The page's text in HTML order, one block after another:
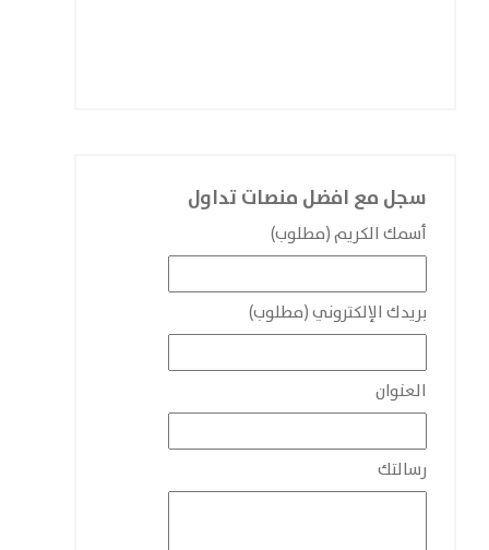
سجل مع افضل منصات تداول
أسمك الكريم (مطلوب)
بريدك الإلكتروني (مطلوب)
العنوان
رسالتك